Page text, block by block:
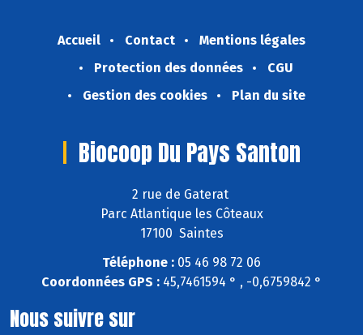
Accueil Contact
Mentions légales
Protection des données
CGU
Gestion des cookies
Plan du site
Biocoop Du Pays Santon
2 rue de Gaterat
Parc Atlantique les Côteaux
17100 Saintes
Téléphone : 05 46 98 72 06
Coordonnées GPS : 45,7461594 ° , -0,6759842 °
Nous suivre sur